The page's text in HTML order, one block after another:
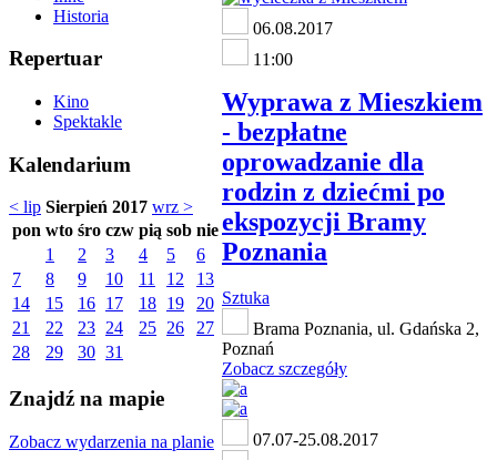
Historia
Repertuar
Kino
Spektakle
Kalendarium
< lip Sierpień 2017 wrz >
pon wto śro czw pią sob nie
1
2 3 4 5
6
7
8 9 10 11 12
13
14
15 16 17 18 19
20
21
22 23 24 25 26
27
28
29 30 31
Znajdź na mapie
Zobacz wydarzenia na planie
06.08.2017
11:00
Wyprawa z Mieszkiem
- bezpłatne
oprowadzanie dla
rodzin z dziećmi po
ekspozycji Bramy
Poznania
Sztuka
Brama Poznania, ul. Gdańska 2,
Poznań
Zobacz szczegóły
07.07-25.08.2017